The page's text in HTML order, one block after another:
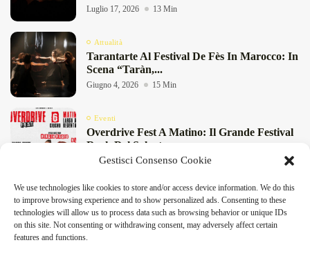
Gestisci Consenso Cookie
We use technologies like cookies to store and/or access device information. We do this
to improve browsing experience and to show personalized ads. Consenting to these
technologies will allow us to process data such as browsing behavior or unique IDs
on this site. Not consenting or withdrawing consent, may adversely affect certain
features and functions.
DeFinibus 2026 © All rights reserved | Magazine Online
Luglio 17, 2026 13 Min
Attualità
Tarantarte Al Festival De Fès In Marocco: In
Scena “Taràn,...
Giugno 4, 2026 15 Min
Eventi
Overdrive Fest A Matino: Il Grande Festival
Rock Del Salento...
Maggio 29, 2026 4 Min
Rassegna “Storie” A Lecce: Teatro E Musica
A Tagliatelle Stazione...